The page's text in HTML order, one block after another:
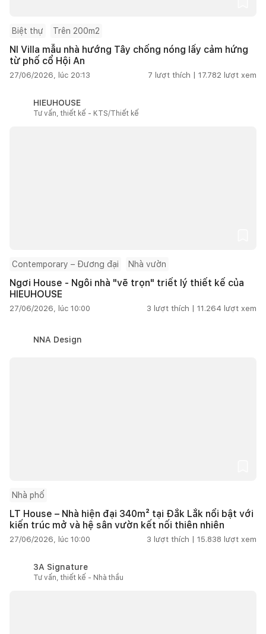
Biệt thự Trên 200m2
NI Villa mẫu nhà hướng Tây chống nóng lấy cảm hứng
từ phố cổ Hội An
27/06/2026, lúc 20:13 7 lượt thích | 17.782 lượt xem
HIEUHOUSE
Tư vấn, thiết kế - KTS/Thiết kế
Contemporary – Đương đại Nhà vườn
Ngơi House - Ngôi nhà "vẽ trọn" triết lý thiết kế của
HIEUHOUSE
27/06/2026, lúc 10:00 3 lượt thích | 11.264 lượt xem
NNA Design
Nhà phố
LT House – Nhà hiện đại 340m² tại Đắk Lắk nổi bật với
kiến trúc mở và hệ sân vườn kết nối thiên nhiên
27/06/2026, lúc 10:00 3 lượt thích | 15.838 lượt xem
3A Signature
Tư vấn, thiết kế - Nhà thầu